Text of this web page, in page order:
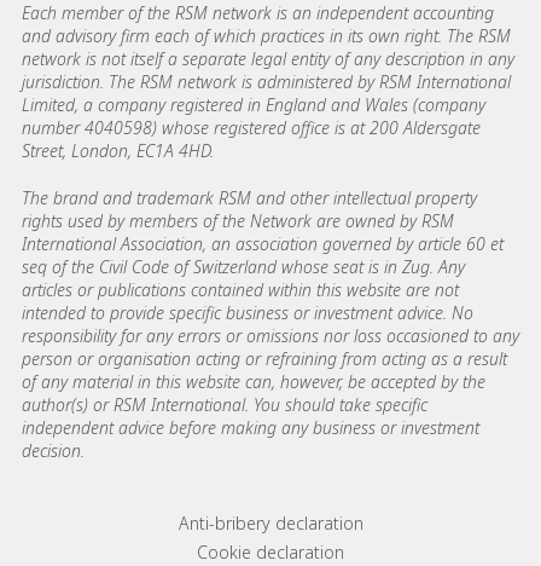
Each member of the RSM network is an independent accounting
and advisory firm each of which practices in its own right. The RSM
network is not itself a separate legal entity of any description in any
jurisdiction. The RSM network is administered by RSM International
Limited, a company registered in England and Wales (company
number 4040598) whose registered office is at 200 Aldersgate
Street, London, EC1A 4HD.
The brand and trademark RSM and other intellectual property
rights used by members of the Network are owned by RSM
International Association, an association governed by article 60 et
seq of the Civil Code of Switzerland whose seat is in Zug. Any
articles or publications contained within this website are not
intended to provide specific business or investment advice. No
responsibility for any errors or omissions nor loss occasioned to any
person or organisation acting or refraining from acting as a result
of any material in this website can, however, be accepted by the
author(s) or RSM International. You should take specific
independent advice before making any business or investment
decision.
Footer menu linksAnti-bribery declaration
Cookie declaration